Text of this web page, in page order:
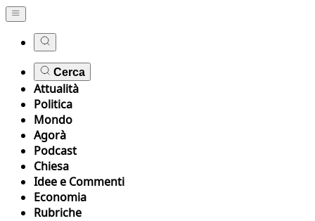
Cerca
Attualità
Politica
Mondo
Agorà
Podcast
Chiesa
Idee e Commenti
Economia
Rubriche